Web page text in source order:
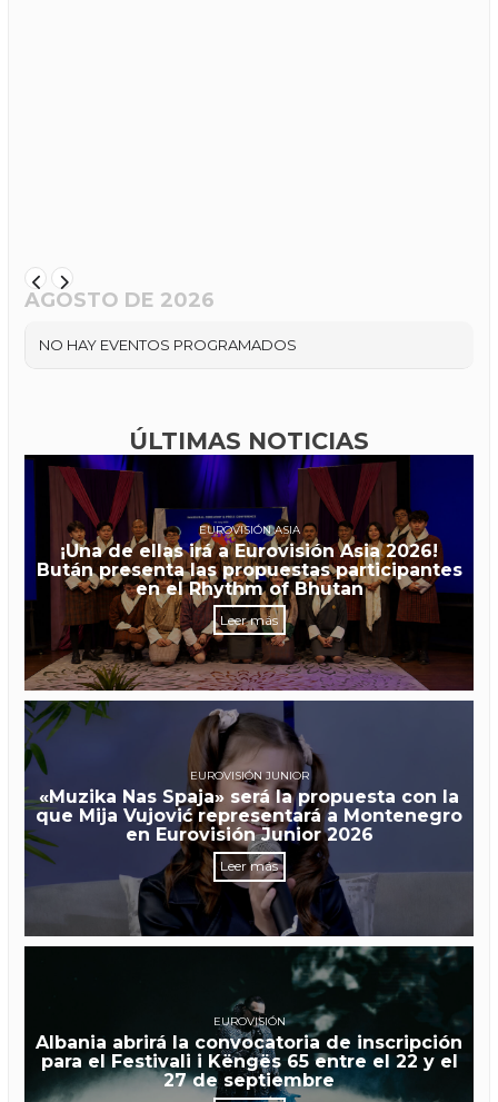
AGOSTO DE 2026
NO HAY EVENTOS PROGRAMADOS
ÚLTIMAS NOTICIAS
EUROVISIÓN ASIA
¡Una de ellas irá a Eurovisión Asia 2026!
Bután presenta las propuestas participantes
en el Rhythm of Bhutan
Leer más
EUROVISIÓN JUNIOR
«Muzika Nas Spaja» será la propuesta con la
que Mija Vujović representará a Montenegro
en Eurovisión Junior 2026
Leer más
EUROVISIÓN
Albania abrirá la convocatoria de inscripción
para el Festivali i Këngës 65 entre el 22 y el
27 de septiembre